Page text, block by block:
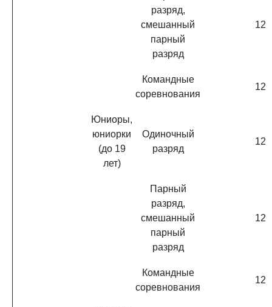
разряд,
смешанный
парный
разряд
12
Командные
соревнования
12
Юниоры,
юниорки
(до 19
лет)
Одиночный
разряд
12
Парный
разряд,
смешанный
парный
разряд
12
Командные
соревнования
12